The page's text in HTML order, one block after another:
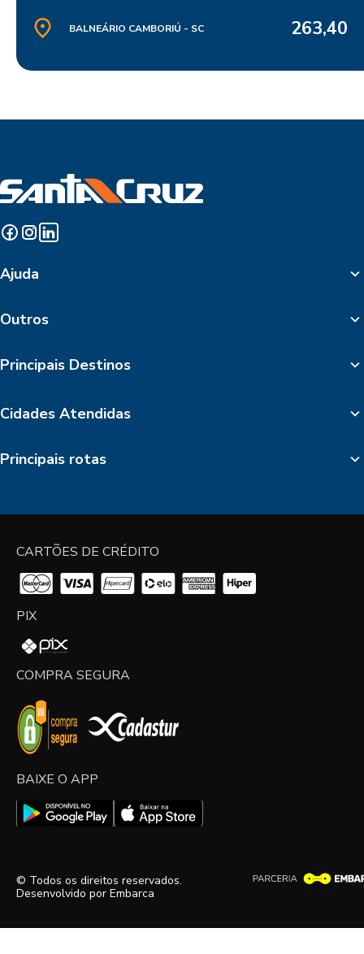
BALNEÁRIO CAMBORIÚ - SC 263,40
Ajuda
Outros
Principais Destinos
Cidades Atendidas
Principais rotas
CARTÕES DE CRÉDITO
PIX
COMPRA SEGURA
BAIXE O APP
© Todos os direitos reservados.
Desenvolvido por Embarca